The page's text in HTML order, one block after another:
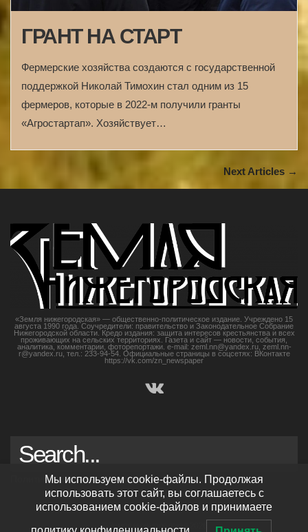
ГРАНТ НА СТАРТ
Фермерские хозяйства создаются с государственной
поддержкой Николай Тимохин стал одним из 15
фермеров, которые в 2022-м получили гранты
«Агростартап». Хозяйствует…
Next Articles →
«Земля нижегородская» — общественно-политическое издание. Учреждено 15
августа 1990 года. Соучредители: правительство и Законодательное Собрание
Нижегородской области. Кредо издания: защита интересов крестьянства и всех
проживающих на сельских территориях. Газета и сайт — новости, события,
аналитика, комментарии, фоторепортажи. e-mail: zeml.nn@yandex.ru, zeml.nn-
r@yandex.ru, тел.: 233-94-54. Официальные страницы в соцсетях: ВКонтакте
https://vk.com/zn_newspaper
Политика конфиденциальности
© Земля нижегородская 2026
Мы используем cookie-файлы. Продолжая
использовать этот сайт, вы соглашаетесь с
использованием cookie-файлов и принимаете